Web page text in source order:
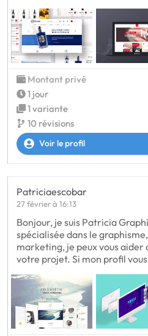
Montant privé
1 jour
1 variante
10 révisions
Voir le profil
Patriciaescobar
27 février à 16:13
Bonjour, je suis Patricia
spécialisée dans le
marketing, je peux vous aider
votre projet. Si mon profil